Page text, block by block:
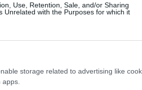
Use, Retention, Sale, and/or Sharing
Unrelated with the Purposes for which it
storage related to advertising like